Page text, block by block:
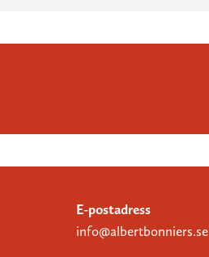
E-postadress
info@albertbonniers.se